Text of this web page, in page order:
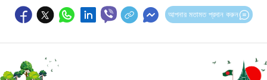
আপনার মতামত প্রদান করুন